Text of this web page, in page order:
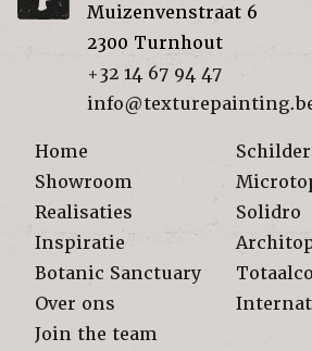
Muizenvenstraat 6
2300 Turnhout
+32 14 67 94 47
Home
Showroom
Realisaties
Inspiratie
Botanic Sanctuary
Over ons
Join the team
Solidro